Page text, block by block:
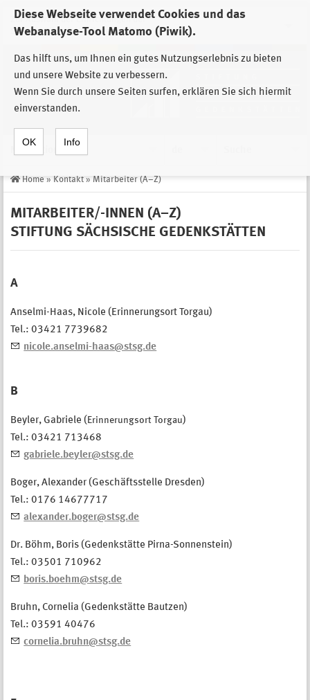
Diese Webseite verwendet Cookies und das
Webanalyse-Tool Matomo (Piwik).
Das hilft uns, um Ihnen ein gutes Nutzungserlebnis zu bieten
und unsere Website zu verbessern.
Wenn Sie durch unsere Seiten surfen, erklären Sie sich hiermit
einverstanden.
OK Info
Zur Auswahl der Einrichtungen der
Stiftung Sächsische Gedenkstätten
Home » Kontakt » Mitarbeiter (A–Z)
MITARBEITER/-INNEN (A–Z)
STIFTUNG SÄCHSISCHE GEDENKSTÄTTEN
A
Anselmi-Haas, Nicole (Erinnerungsort Torgau)
Tel.: 03421 7739682
nicole.anselmi-haas@stsg.de
B
Beyler, Gabriele ( Erinnerungsort Torgau)
Tel.: 03421 713468
gabriele.beyler@stsg.de
Boger, Alexander (Geschäftsstelle Dresden)
Tel.: 0176 14677717
alexander.boger@stsg.de
Dr. Böhm, Boris (Gedenkstätte Pirna-Sonnenstein)
Tel.: 03501 710962
boris.boehm@stsg.de
Bruhn, Cornelia (Gedenkstätte Bautzen)
Tel.: 03591 40476
​cornelia.bruhn@stsg.de